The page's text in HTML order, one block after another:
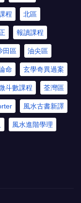
程 北區
報讀課程
田區 油尖區
命 玄學奇異過案
斗數課程 荃灣區
風水古書新譯
風水進階學理